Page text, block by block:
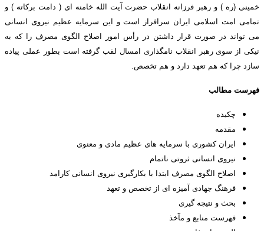
خمینی (ره ) و رهبر فرزانه انقلاب حضرت آیت الله خامنه ای ( دامت برکاته ) و
تمامی امت اسلامی ایران سرافراز است و این سرمایه عظیم نیروی انسانی
می تواند در صورت قرار داشتن در رأس امور اصلاح الگوی مصرف را که به
نیکی از سوی رهبر انقلاب نامگذاری امسال لقب گرفته است بطور عملی پیاده
سازد چرا که هم تعهد دارد و هم تخصص.
فهرست مطالب
چكيده
مقدمه
ایران کشوری با سرمایه های عظیم مادی و معنوی
نیروی انسانی ثروتی ناتمام
اصلاح الگوی مصرف ابتدا با بکارگیری نیروی انسانی کارامد
فرهنگ جهادی آمیزه ای از تخصص و تعهد
بحث و نتیجه گیری
فهرست منابع و مآخذ